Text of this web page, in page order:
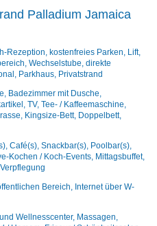
Palladium Jamaica
Rezeption, kostenfreies Parken, Lift,
Wechselstube, direkte
Parkhaus, Privatstrand
Badezimmer mit Dusche,
TV, Tee- / Kaffeemaschine,
Kingsize-Bett, Doppelbett,
Café(s), Snackbar(s), Poolbar(s),
Kochen / Koch-Events, Mittagsbuffet,
Bereich, Internet über W-
Wellnesscenter, Massagen,